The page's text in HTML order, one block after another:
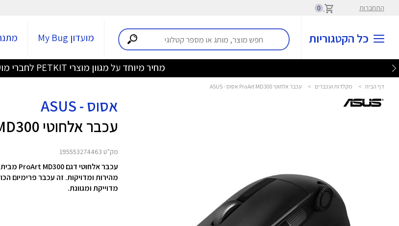
התחברות 0
כל הקטגוריות מועדון My Bug
מחיר מיוחד על מגוון מוצרי PETKIT לחברי מועדון >>
דף הבית > מקלדות ועכברים > עכבר אלחוטי ProArt MD300 אסוס - ASUS
אסוס - ASUS
עכבר אלחוטי ProArt MD300
מק"ט 195553274463
מהירות ומדויקות. זה עכבר פרימיום
מדוייקת ומגוונת.